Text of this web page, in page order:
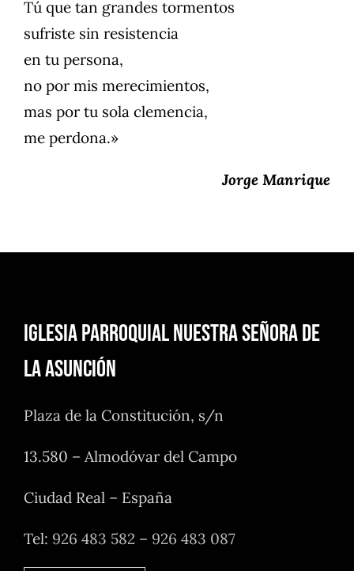
Tú que tan grandes tormentos
sufriste sin resistencia
en tu persona,
no por mis merecimientos,
mas por tu sola clemencia,
me perdona.»
Jorge Manrique
Iglesia Parroquial Nuestra Señora de
la Asunción
Plaza de la Constitución, s/n
13.580 – Almodóvar del Campo
Ciudad Real – España
Tel: 926 483 582 – 926 483 087